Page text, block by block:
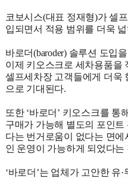
코보시스(대표 정재형)가 셀
입되면서 적용 범위를 더욱
바로더(baroder) 솔루션 도입
이제 키오스크로 세차용품을
셀프세차장 고객들에게 더욱
으로 기대된다.
또한 ‘바로더’ 키오스크를 통
구매가 가능해 별도의 포인
다는 번거로움이 없다는 면
인 운영이 가능하게 되었다는
‘바로더’는 업체가 고안한 유